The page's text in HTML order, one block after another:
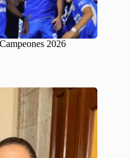
2026